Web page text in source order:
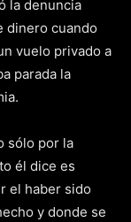
la denuncia
dinero cuando
vuelo privado a
parada la
sólo por la
él dice es
el haber sido
y donde se